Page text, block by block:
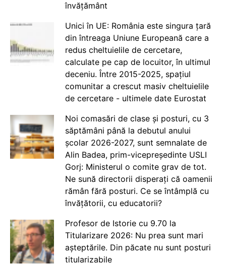
învățământ
Unici în UE: România este singura țară
din întreaga Uniune Europeană care a
redus cheltuielile de cercetare,
calculate pe cap de locuitor, în ultimul
deceniu. Între 2015-2025, spațiul
comunitar a crescut masiv cheltuielile
de cercetare - ultimele date Eurostat
Noi comasări de clase și posturi, cu 3
săptămâni până la debutul anului
școlar 2026-2027, sunt semnalate de
Alin Badea, prim-vicepreședinte USLI
Gorj: Ministerul o comite grav de tot.
Ne sună directorii disperați că oamenii
rămân fără posturi. Ce se întâmplă cu
învățătorii, cu educatorii?
Profesor de Istorie cu 9.70 la
Titularizare 2026: Nu prea sunt mari
așteptările. Din păcate nu sunt posturi
titularizabile